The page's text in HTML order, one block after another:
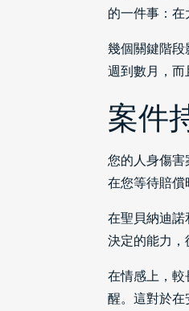
的一件事：在
幾個關鍵階
週到數月，
案件
您的人身傷
在您等待賠償
在聖貝納迪
決定的能力，
在情感上，
醒。這對於在